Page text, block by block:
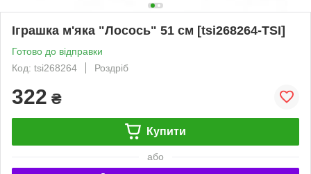
Іграшка м'яка "Лосось" 51 см [tsi268264-TSI]
Готово до відправки
Код: tsi268264
Роздріб
322 ₴
Купити
або